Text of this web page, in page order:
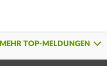
MEHR TOP-MELDUNGEN